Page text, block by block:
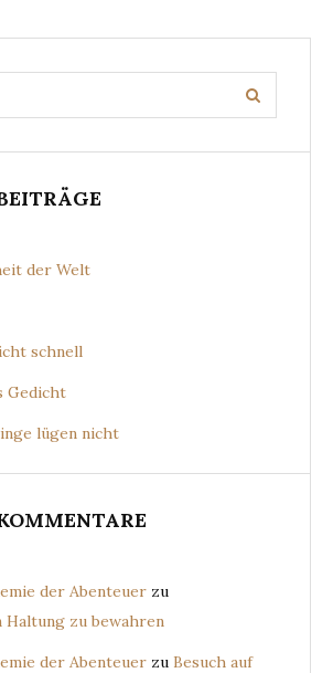
Search
der Welt
schnell
Gedicht
lügen nicht
der Abenteuer zu
zu bewahren
der Abenteuer zu Besuch auf